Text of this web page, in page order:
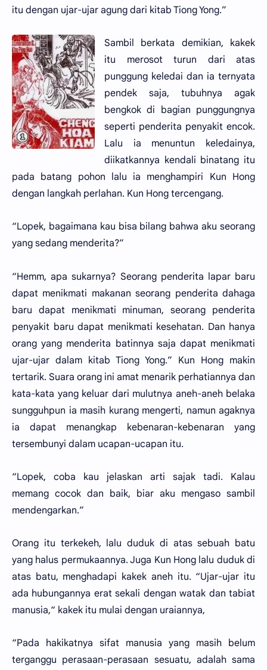
itu dengan ujar-ujar agung dari kitab Tiong Yong.”
Sambil berkata demikian, kakek
itu merosot turun dari atas
punggung keledai dan ia ternyata
pendek saja, tubuhnya agak
bengkok di bagian punggungnya
seperti penderita penyakit encok.
Lalu ia menuntun keledainya,
diikatkannya kendali binatang itu
pada batang pohon lalu ia menghampiri Kun Hong
dengan langkah perlahan. Kun Hong tercengang.
“Lopek, bagaimana kau bisa bilang bahwa aku seorang
yang sedang menderita?”
“Hemm, apa sukarnya? Seorang penderita lapar baru
dapat menikmati makanan seorang penderita dahaga
baru dapat menikmati minuman, seorang penderita
penyakit baru dapat menikmati kesehatan. Dan hanya
orang yang menderita batinnya saja dapat menikmati
ujar-ujar dalam kitab Tiong Yong.” Kun Hong makin
tertarik. Suara orang ini amat menarik perhatiannya dan
kata-kata yang keluar dari mulutnya aneh-aneh belaka
sungguhpun ia masih kurang mengerti, namun agaknya
ia dapat menangkap kebenaran-kebenaran yang
tersembunyi dalam ucapan-ucapan itu.
“Lopek, coba kau jelaskan arti sajak tadi. Kalau
memang cocok dan baik, biar aku mengaso sambil
mendengarkan.”
Orang itu terkekeh, lalu duduk di atas sebuah batu
yang halus permukaannya. Juga Kun Hong lalu duduk di
atas batu, menghadapi kakek aneh itu. “Ujar-ujar itu
ada hubungannya erat sekali dengan watak dan tabiat
manusia,“ kakek itu mulai dengan uraiannya,
“Pada hakikatnya sifat manusia yang masih belum
terganggu perasaan-perasaan sesuatu, adalah sama